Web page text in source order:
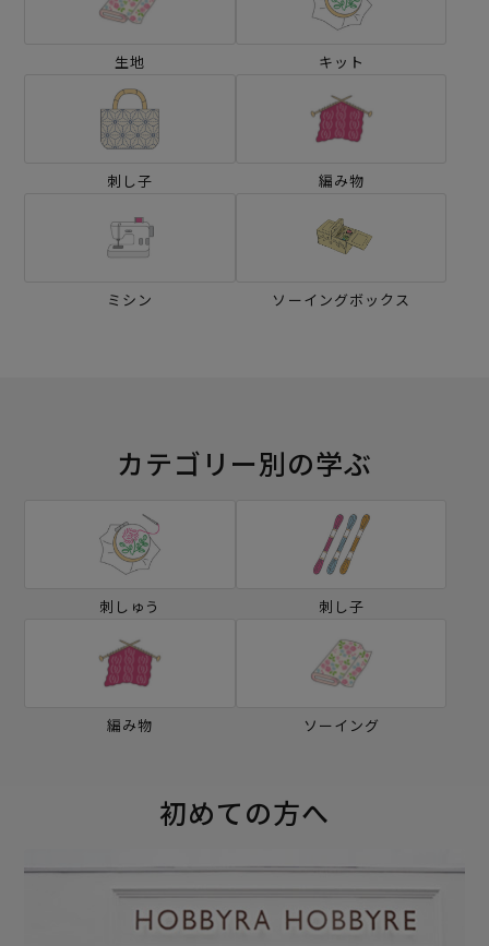
生地 キット
刺し子 編み物
ミシン ソーイングボックス
カテゴリー別の学ぶ
刺しゅう 刺し子
編み物 ソーイング
初めての方へ